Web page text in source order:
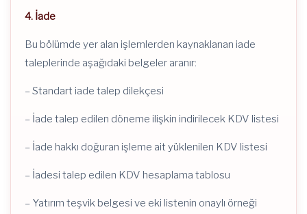
4. İade
Bu bölümde yer alan işlemlerden kaynaklanan iade
taleplerinde aşağıdaki belgeler aranır:
– Standart iade talep dilekçesi
– İade talep edilen döneme ilişkin indirilecek KDV listesi
– İade hakkı doğuran işleme ait yüklenilen KDV listesi
– İadesi talep edilen KDV hesaplama tablosu
– Yatırım teşvik belgesi ve eki listenin onaylı örneği